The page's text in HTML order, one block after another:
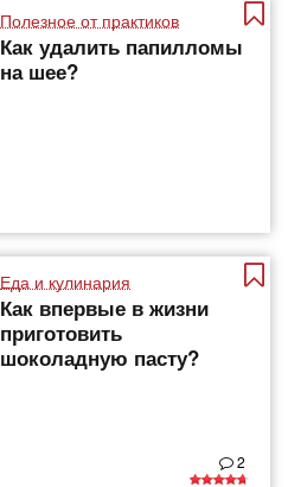
Полезное от практиков
Как удалить папилломы
на шее?
Еда и кулинария
Как впервые в жизни
приготовить
шоколадную пасту?
2